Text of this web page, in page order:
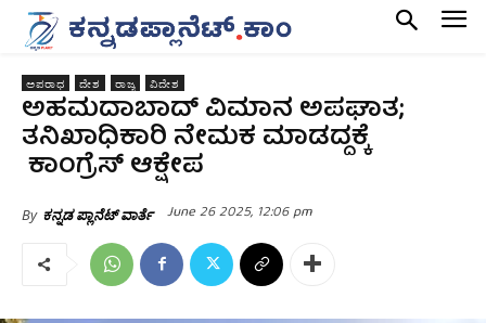
ಅಪರಾಧ ದೇಶ ರಾಜ್ಯ ವಿದೇಶ
ಅಹಮದಾಬಾದ್‌ ವಿಮಾನ ಅಪಘಾತ;
ತನಿಖಾಧಿಕಾರಿ ನೇಮಕ ಮಾಡದ್ದಕ್ಕೆ
ಕಾಂಗ್ರೆಸ್ ಆಕ್ಷೇಪ
By ಕನ್ನಡ ಪ್ಲಾನೆಟ್ ವಾರ್ತೆ June 26 2025, 12:06 pm